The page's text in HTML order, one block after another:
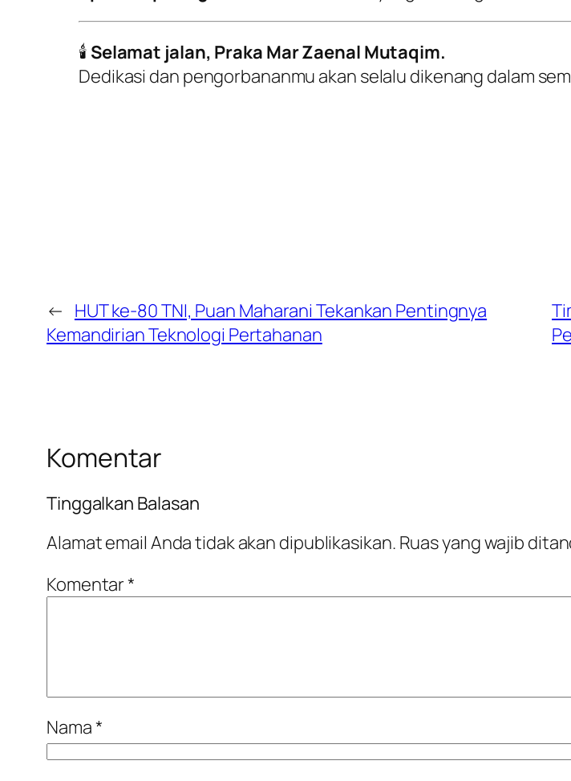
🕯️ Selamat jalan, Praka Mar Zaenal Mutaqim.
Dedikasi dan pengorbananmu akan selalu dikenang dalam
← HUT ke-80 TNI, Puan Maharani Tekankan Pentingnya
Kemandirian Teknologi Pertahanan
Komentar
Tinggalkan Balasan
Alamat email Anda tidak akan dipublikasikan. Ruas yang wajib
Komentar*
Nama*